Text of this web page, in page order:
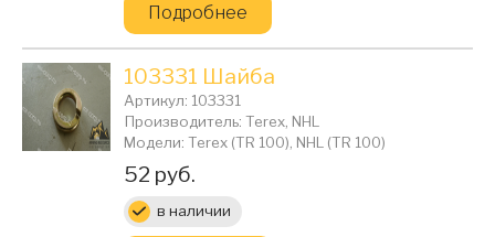
Подробнее
103331 Шайба
Артикул: 103331
Производитель: Terex, NHL
Модели: Terex (TR 100), NHL (TR 100)
Цена:
52 руб.
в наличии